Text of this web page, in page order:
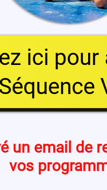
ici pour
un email de
vos